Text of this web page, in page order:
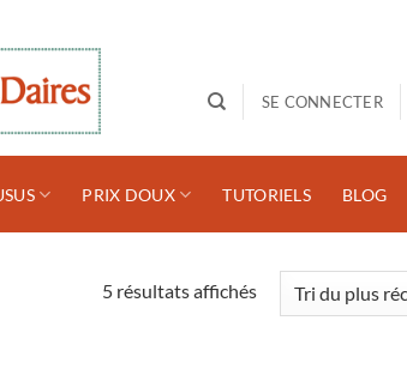
SE CONNECTER
PRIX DOUX TUTORIELS BLOG
5 résultats affichésTrié